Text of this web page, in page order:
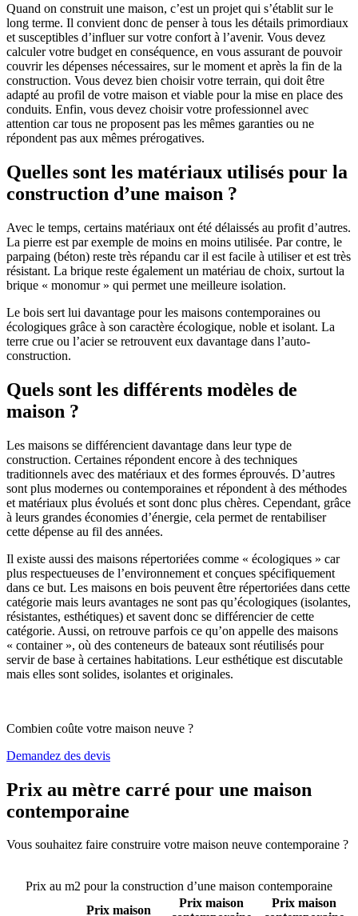
Quand on construit une maison, c’est un projet qui s’établit sur le
long terme. Il convient donc de penser à tous les détails primordiaux
et susceptibles d’influer sur votre confort à l’avenir. Vous devez
calculer votre budget en conséquence, en vous assurant de pouvoir
couvrir les dépenses nécessaires, sur le moment et après la fin de la
construction. Vous devez bien choisir votre terrain, qui doit être
adapté au profil de votre maison et viable pour la mise en place des
conduits. Enfin, vous devez choisir votre professionnel avec
attention car tous ne proposent pas les mêmes garanties ou ne
répondent pas aux mêmes prérogatives.
Quelles sont les matériaux utilisés pour la
construction d’une maison ?
Avec le temps, certains matériaux ont été délaissés au profit d’autres.
La pierre est par exemple de moins en moins utilisée. Par contre, le
parpaing (béton) reste très répandu car il est facile à utiliser et est très
résistant. La brique reste également un matériau de choix, surtout la
brique « monomur » qui permet une meilleure isolation.
Le bois sert lui davantage pour les maisons contemporaines ou
écologiques grâce à son caractère écologique, noble et isolant. La
terre crue ou l’acier se retrouvent eux davantage dans l’auto-
construction.
Quels sont les différents modèles de
maison ?
Les maisons se différencient davantage dans leur type de
construction. Certaines répondent encore à des techniques
traditionnels avec des matériaux et des formes éprouvés. D’autres
sont plus modernes ou contemporaines et répondent à des méthodes
et matériaux plus évolués et sont donc plus chères. Cependant, grâce
à leurs grandes économies d’énergie, cela permet de rentabiliser
cette dépense au fil des années.
Il existe aussi des maisons répertoriées comme « écologiques » car
plus respectueuses de l’environnement et conçues spécifiquement
dans ce but. Les maisons en bois peuvent être répertoriées dans cette
catégorie mais leurs avantages ne sont pas qu’écologiques (isolantes,
résistantes, esthétiques) et savent donc se différencier de cette
catégorie. Aussi, on retrouve parfois ce qu’on appelle des maisons
« container », où des conteneurs de bateaux sont réutilisés pour
servir de base à certaines habitations. Leur esthétique est discutable
mais elles sont solides, isolantes et originales.
Combien coûte votre maison neuve ?
Demandez des devis
Prix au mètre carré pour une maison
contemporaine
Vous souhaitez faire construire votre maison neuve contemporaine ?
Prix au m2 pour la construction d’une maison contemporaine
Prix maison
Prix maison
Prix maison